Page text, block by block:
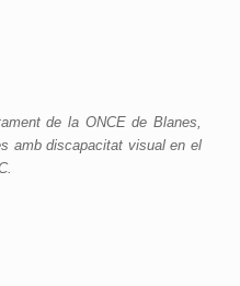
de la ONCE de Blanes,
amb discapacitat visual en el